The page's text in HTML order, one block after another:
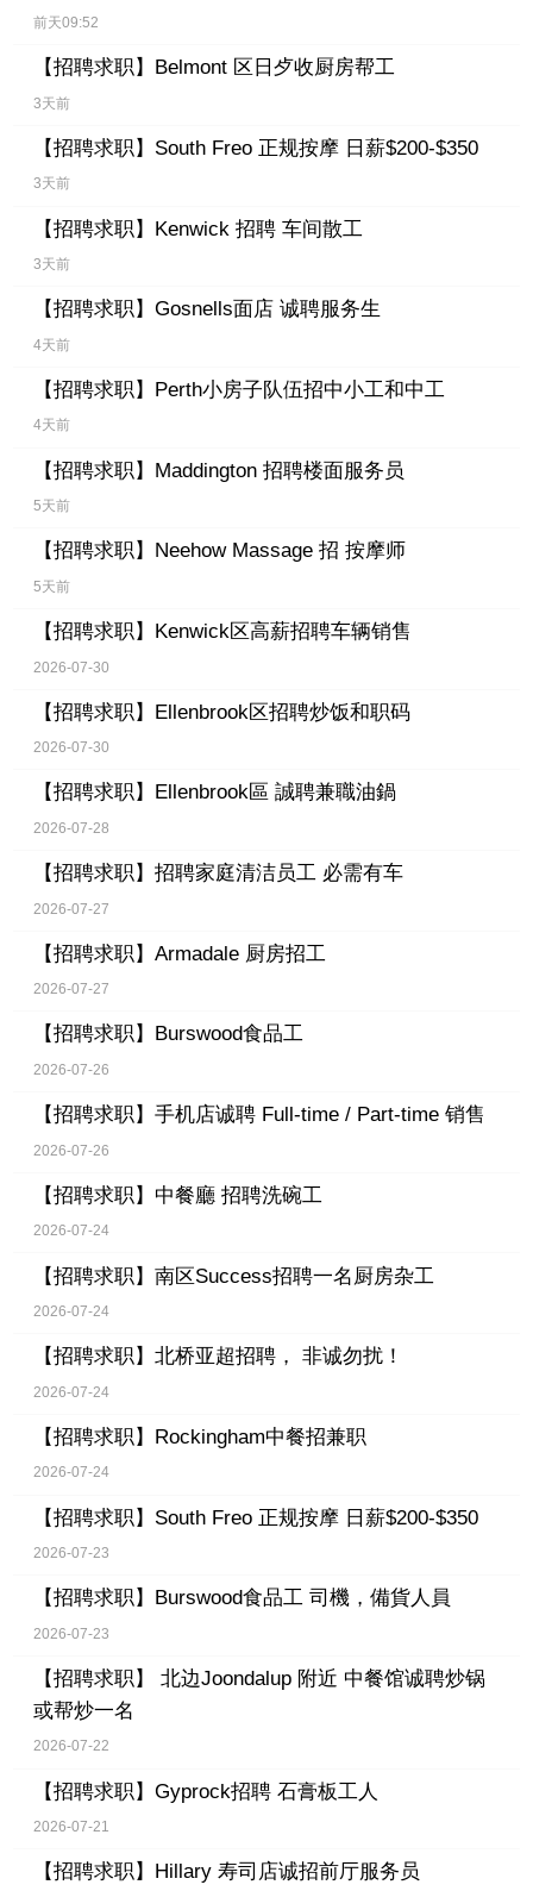
前天09:52
【招聘求职】 Belmont 区日歺收厨房帮工
3天前
【招聘求职】 South Freo 正规按摩 日薪$200-$350
3天前
【招聘求职】 Kenwick 招聘 车间散工
3天前
【招聘求职】 Gosnells面店 诚聘服务生
4天前
【招聘求职】 Perth小房子队伍招中小工和中工
4天前
【招聘求职】 Maddington 招聘楼面服务员
5天前
【招聘求职】 Neehow Massage 招 按摩师
5天前
【招聘求职】 Kenwick区高薪招聘车辆销售
2026-07-30
【招聘求职】 Ellenbrook区招聘炒饭和职码
2026-07-30
【招聘求职】 Ellenbrook區 誠聘兼職油鍋
2026-07-28
【招聘求职】 招聘家庭清洁员工 必需有车
2026-07-27
【招聘求职】 Armadale 厨房招工
2026-07-27
【招聘求职】 Burswood食品工
2026-07-26
【招聘求职】 手机店诚聘 Full-time / Part-time 销售
2026-07-26
【招聘求职】 中餐廳 招聘洗碗工
2026-07-24
【招聘求职】 南区Success招聘一名厨房杂工
2026-07-24
【招聘求职】 北桥亚超招聘， 非诚勿扰！
2026-07-24
【招聘求职】 Rockingham中餐招兼职
2026-07-24
【招聘求职】 South Freo 正规按摩 日薪$200-$350
2026-07-23
【招聘求职】 Burswood食品工 司機，備貨人員
2026-07-23
【招聘求职】
北边Joondalup 附近 中餐馆诚聘炒锅
或帮炒一名
2026-07-22
【招聘求职】 Gyprock招聘 石膏板工人
2026-07-21
【招聘求职】 Hillary 寿司店诚招前厅服务员